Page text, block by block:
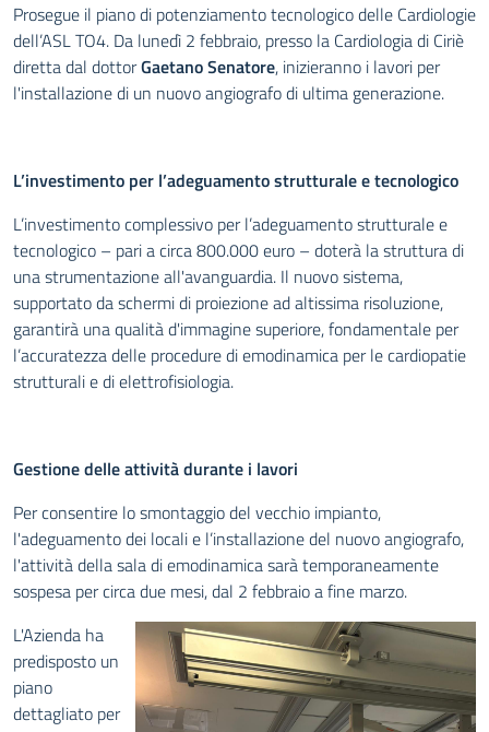
Prosegue il piano di potenziamento tecnologico delle Cardiologie
dell’ASL TO4. Da lunedì 2 febbraio, presso la Cardiologia di Ciriè
diretta dal dottorGaetano Senatore, inizieranno i lavori per
l'installazione di un nuovo angiografo di ultima generazione.
L’investimento per l’adeguamento strutturale e tecnologico
L’investimento complessivo per l’adeguamento strutturale e
tecnologico – pari a circa 800.000 euro – doterà la struttura di
una strumentazione all'avanguardia. Il nuovo sistema,
supportato da schermi di proiezione ad altissima risoluzione,
garantirà una qualità d'immagine superiore, fondamentale per
l’accuratezza delle procedure di emodinamica per le cardiopatie
strutturali e di elettrofisiologia.
Gestione delle attività durante i lavori
Per consentire lo smontaggio del vecchio impianto,
l'adeguamento dei locali e l’installazione del nuovo angiografo,
l'attività della sala di emodinamica sarà temporaneamente
sospesa per circa due mesi, dal 2 febbraio a fine marzo.
L'Azienda ha
predisposto un
piano
dettagliato per